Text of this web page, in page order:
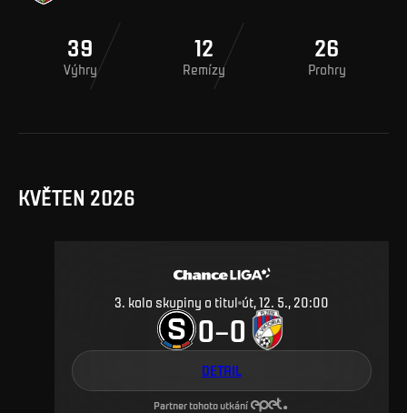
39
Výhry
12
Remízy
26
Prohry
KVĚTEN 2026
3. kolo skupiny o titul út, 12. 5., 20:00
0–0
DETAIL
Partner tohoto utkání